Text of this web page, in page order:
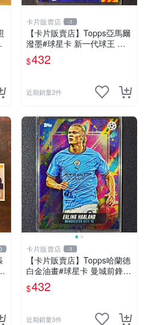
卡片販賣店 -1
【卡片販賣店】Topps亞馬爾
潑墨#球星卡 新一代球王 巴
塞羅那 西班牙超
$432
近期銷量2件
卡片販賣店 -1
【卡片販賣店】Topps哈蘭德
白金油畫#球星卡 曼城前鋒
英超金靴 歐冠冠
$432
近期銷量3件